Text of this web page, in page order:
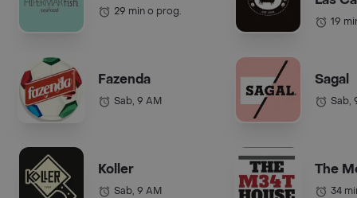
29 min o prog.
Fazenda
Sab, 9 AM
Koller
Sab, 9 AM
19
Sagal
Sab,
The
34